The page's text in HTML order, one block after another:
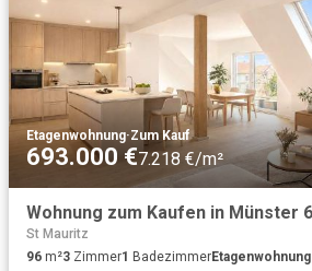
Etagenwohnung·Zum Kauf
693.000 €7.218 €/m²
St Mauritz
96 m²3 Zimmer1 BadezimmerEtagenwohnung